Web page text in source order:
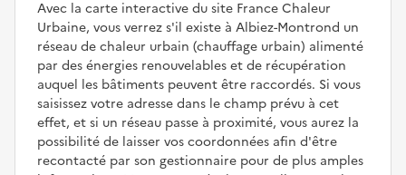
Avec la carte interactive du site France Chaleur
Urbaine, vous verrez s'il existe à Albiez-Montrond un
réseau de chaleur urbain (chauffage urbain) alimenté
par des énergies renouvelables et de récupération
auquel les bâtiments peuvent être raccordés. Si vous
saisissez votre adresse dans le champ prévu à cet
effet, et si un réseau passe à proximité, vous aurez la
possibilité de laisser vos coordonnées afin d'être
recontacté par son gestionnaire pour de plus amples